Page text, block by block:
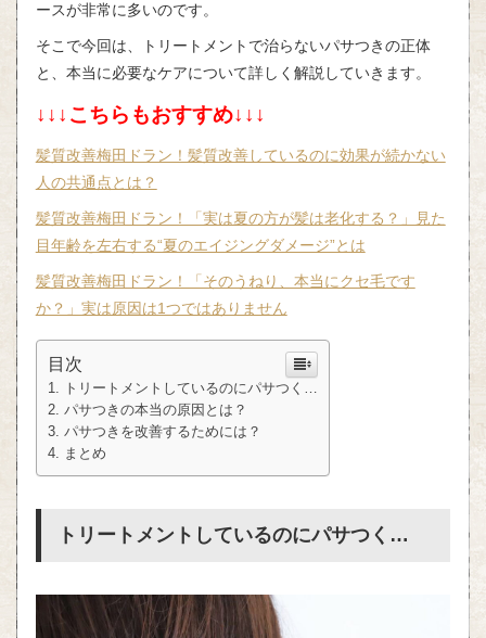
ースが非常に多いのです。
そこで今回は、トリートメントで治らないパサつきの正体
と、本当に必要なケアについて詳しく解説していきます。
↓↓↓こちらもおすすめ↓↓↓
髪質改善梅田ドラン！髪質改善しているのに効果が続かない
人の共通点とは？
髪質改善梅田ドラン！「実は夏の方が髪は老化する？」見た
目年齢を左右する“夏のエイジングダメージ”とは
髪質改善梅田ドラン！「そのうねり、本当にクセ毛です
か？」実は原因は1つではありません
目次
トリートメントしているのにパサつく…
パサつきの本当の原因とは？
パサつきを改善するためには？
まとめ
トリートメントしているのにパサつく…